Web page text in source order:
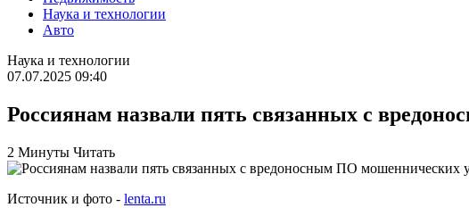
Наука и технологии
Авто
Наука и технологии
07.07.2025 09:40
Россиянам назвали пять связанных с
2 Минуты Читать
Источник и фото - lenta.ru